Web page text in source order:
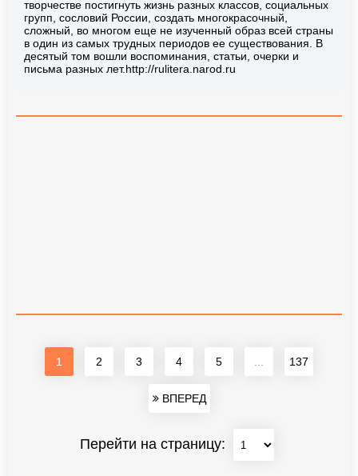
творчестве постигнуть жизнь разных классов, социальных
групп, сословий России, создать многокрасочный,
сложный, во многом еще не изученный образ всей страны
в один из самых трудных периодов ее существования. В
десятый том вошли воспоминания, статьи, очерки и
письма разных лет.http://rulitera.narod.ru
1 2 3 4 5 137
ВПЕРЕД
Перейти на страницу: